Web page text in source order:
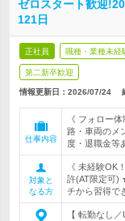
ゼロスタート歓迎
121日
正社員 職種・業種未経
第二新卒歓迎
情報更新日：2026/07/24
仕事内容
《 フォロー
路・車両のメ
度・退職金等
対象と
なる方
《 未経験OK
許(AT限定可)
チから習得で
【 転勤なし